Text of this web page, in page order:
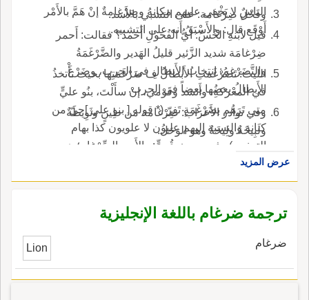
الناسِ لا يَخْفى عليهم مكانهُ وضِرْغامةٌ إنْ هَمَّ بالأَمْر
أَوْقَع قال: والأَسْبَقُ أَنه على التشبيه.
وفَحْلٌ ضِرْغامة: على التشبي بالأَسد.
قيل لابْنةِ الخُسِّ: أَيُّ الفُحولِ أَحمدُ؟ فقالت: أَحمر
ضِرْغامَة شديد الزَّئير قليلُ الهَدير والضَّرْغَمَةُ
والتَّضَرْغمُ: انتخابُ الأَبطالِ في الحرب، وضَرْغَ
الأَبطالُ بعضُها بعضاً في الحرب.
الليث: تَضَرْغَمتِ الأَبطالُ ف ضَرْغَمَتِها بحيث تأْتخذُ
في المعْركةِ، وأَنشد وقَوْمي، إنْ سأَلْتَ، بنُو عليٍّ
متى تَرَهُم بضَرْغَمَةٍ تَفِرّ (* قوله [ بنو علي ]حيّ من
كنانة والنسبة إليهم عليون لا علويون كذا بهام
التهذيب) وفي حديث قُسٍّ: والأَسد الضِّرْغام؛ هو
الضاري الشديدُ المِقْدام م الأُسود.
وفي نوادر الأَعراب: ضِرْغامة من طِينٍ وثَوِيطَةٌ
ولَبِيخَةٌ ولِيخَةٌ وهو الوَحَلُ.
عرض المزيد
ترجمة ضرغام باللغة الإنجليزية
ضرغام Lion